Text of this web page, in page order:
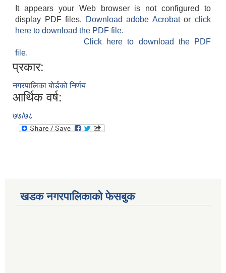
It appears your Web browser is not configured to
display PDF files.
Download adobe Acrobatorclick
here to download the PDF file.
Click here to download the PDF
file.
प्रकार:
नगरपालिका बोर्डको निर्णय
आर्थिक वर्ष:
७७/७८
खडक नगरपालिकाको फेसबुक